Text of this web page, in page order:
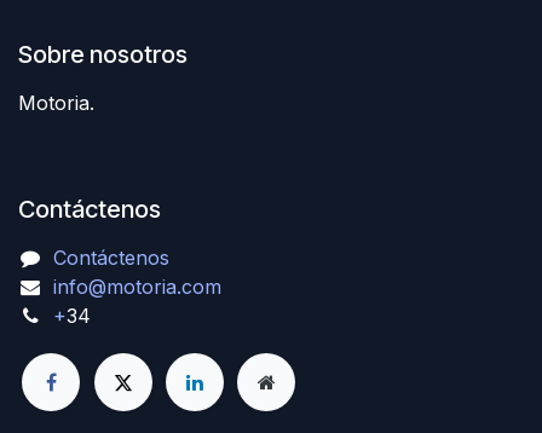
Sobre nosotros
Motoria.
Contáctenos
Contáctenos
info@motoria.com
+34